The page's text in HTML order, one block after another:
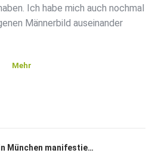
Ich habe mich auch nochmal
Männerbild auseinander
Mehr
Traumwohnung in München manifestiert -ihre Geschichte und wie sie es gemacht hat